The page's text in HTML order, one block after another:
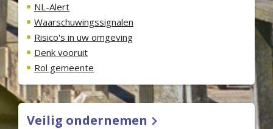
NL-Alert
Waarschuwingssignalen
Risico's in uw omgeving
Denk vooruit
Rol gemeente
Veilig ondernemen